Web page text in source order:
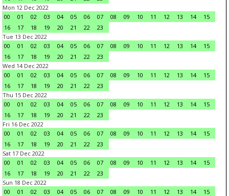
Mon 12 Dec 2022
00
01 02 03 04 05 06 07 08 09 10 11 12 13 14
15
16
17 18 19 20 21 22
23
Tue 13 Dec 2022
00
01 02 03 04 05 06 07 08 09 10 11 12 13 14
15
16
17 18 19 20 21 22
23
Wed 14 Dec 2022
00
01 02 03 04 05 06 07 08 09 10 11 12 13 14
15
16
17 18 19 20 21 22
23
Thu 15 Dec 2022
00
01 02 03 04 05 06 07 08 09 10 11 12 13 14
15
16
17 18 19 20 21 22
23
Fri 16 Dec 2022
00
01 02 03 04 05 06 07 08 09 10 11 12 13 14
15
16
17 18 19 20 21 22
23
Sat 17 Dec 2022
00
01 02 03 04 05 06 07 08 09 10 11 12 13 14
15
16
17 18 19 20 21 22
23
Sun 18 Dec 2022
00
01 02 03 04 05 06 07 08 09 10 11 12 13 14
15